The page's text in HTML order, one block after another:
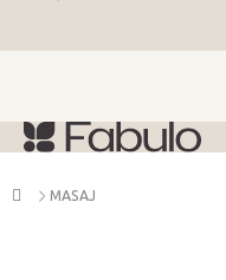
Acasă
MASAJ